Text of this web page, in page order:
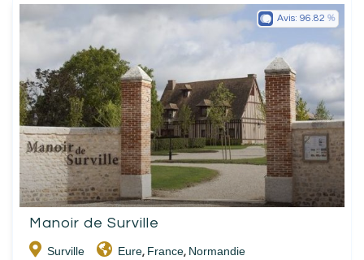
Manoir de Surville
Surville Eure, France, Normandie
Avis: 96.82